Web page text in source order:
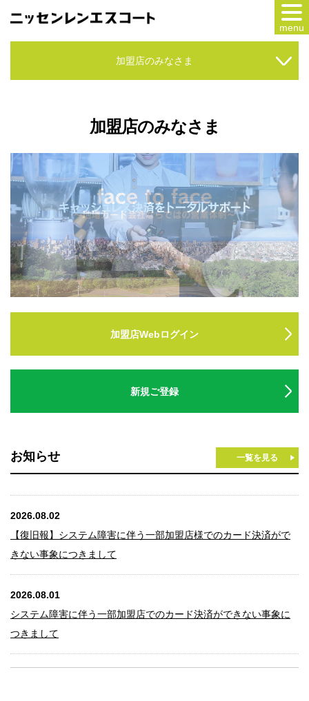
menu
カードをつかう
NSポイント
会員専用サービス Webアンサー
サービス
各種ローン
お客様サポート
加盟店のみなさま
加盟店のみなさま
加盟店のみなさま
加盟店Webログイン
新規ご登録
お知らせ
2026.08.02
【復旧報】システム障害に伴う一部加盟店様でのカード決済がで
きない事象につきまして
2026.08.01
システム障害に伴う一部加盟店でのカード決済ができない事象に
つきまして
一覧を見る